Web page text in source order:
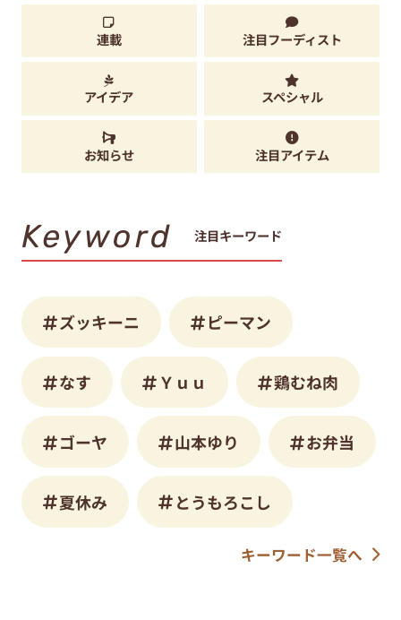
連載 注目フーディスト
アイデア スペシャル
お知らせ 注目アイテム
Keyword 注目キーワード
ズッキーニ ピーマン
なす Ｙｕｕ 鶏むね肉
ゴーヤ 山本ゆり お弁当
夏休み とうもろこし
キーワード一覧へ